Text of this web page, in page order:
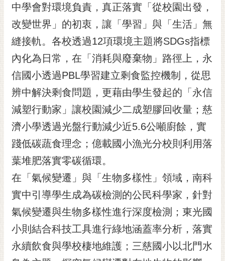
箱
English
日
本
隱
私
權
及
安
全
政
策
網
資
料
開
放
中學會對環境負責，真正落實「從校園出發，
改變世界」的初衷，讓「學習」與「生活」無
縫接軌。各校透過12項環境主題將SDGs指標
內化為日常，在「消耗與廢棄物」路徑上，永
信國小透過PBL學習建立剩食監控機制，從思
辨中解決剩食問題，更藉由學生發起的「永信
減塑行動家」讓校園減少二成塑膠回收量；慈
濟小學透過光盤行動減少近5.6公噸廚餘，實
踐低碳蔬食理念；億載國小漁光分校則利用落
葉堆肥落實零碳循環。
在「氣候變遷」與「生物多樣性」領域，南科
實中引導學生成為碳檢測的公民科學家，針對
氣候變遷與生物多樣性進行深度檢測；東光國
小則結合科技工具進行綠地涵蓋率分析，落實
永續飲食與學校棲地維護；三慈國小以北門水